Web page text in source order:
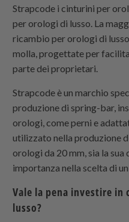
Strapcode i cinturini per
per orologi di lusso. La
ricambio per orologi di
molla, progettate per
parte dei proprietari.
Strapcode è un marchio
produzione di spring-bar,
orologi, come perni e
utilizzato nella produzione
orologi da 20 mm, sia la
importanza nella scelta di
Vale la pena investire
lusso?